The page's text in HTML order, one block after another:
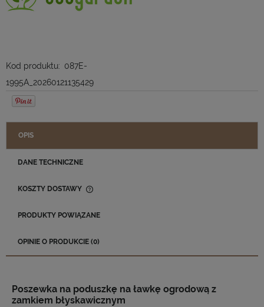
Kod produktu: 087E-
1995A_20260121135429
OPIS
DANE TECHNICZNE
KOSZTY DOSTAWY
PRODUKTY POWIĄZANE
OPINIE O PRODUKCIE (0)
Poszewka na poduszkę na ławkę ogrodową z
zamkiem błyskawicznym